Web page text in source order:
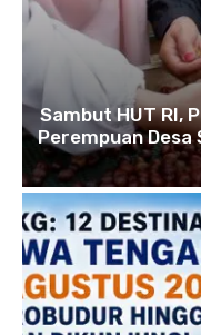
Sambut HUT RI,
Perempuan Desa